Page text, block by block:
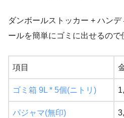
ダンボールストッカー + ハン
ールを簡単にゴミに出せるので
項目
ゴミ箱 9L * 5個(ニトリ)
パジャマ(無印)